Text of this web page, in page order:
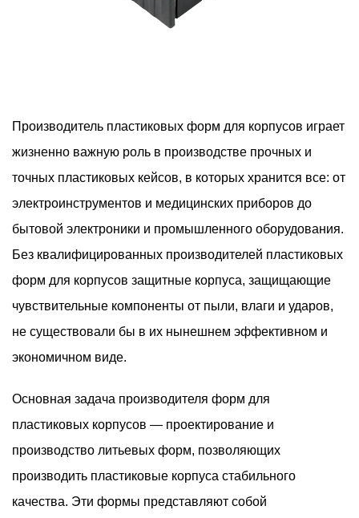
Производитель пластиковых форм для корпусов играет
жизненно важную роль в производстве прочных и
точных пластиковых кейсов, в которых хранится все: от
электроинструментов и медицинских приборов до
бытовой электроники и промышленного оборудования.
Без квалифицированных производителей пластиковых
форм для корпусов защитные корпуса, защищающие
чувствительные компоненты от пыли, влаги и ударов,
не существовали бы в их нынешнем эффективном и
экономичном виде.
Основная задача производителя форм для
пластиковых корпусов — проектирование и
производство литьевых форм, позволяющих
производить пластиковые корпуса стабильного
качества. Эти формы представляют собой